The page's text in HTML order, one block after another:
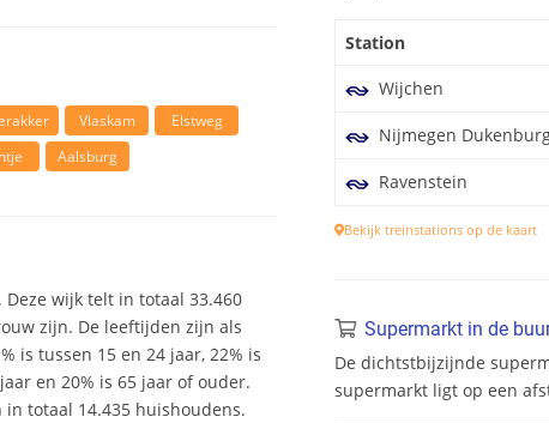
Vlaskam
Elstweg
Aalsburg
wijk telt in totaal 33.460
zijn. De leeftijden zijn als
is tussen 15 en 24 jaar, 22% is
en 20% is 65 jaar of ouder.
in totaal 14.435 huishoudens.
Station
Wijchen
Nijmegen
Ravenstein
Bekijk treinstations op de kaart
Supermarkt in de
De dichtstbijzijnde
supermarkt ligt op een